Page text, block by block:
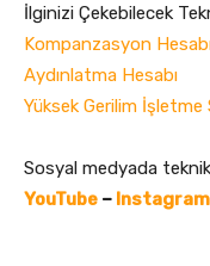
İlginizi Çekebilecek
Kompanzasyon
Aydınlatma Hesabı
Yüksek Gerilim
Sosyal medyada
YouTube – Instagram